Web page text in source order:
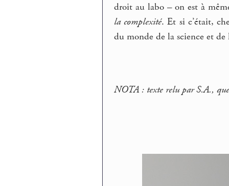
droit au labo – on est à
la complexité. Et si c’était,
du monde de la science et
NOTA : texte relu par S.A.,